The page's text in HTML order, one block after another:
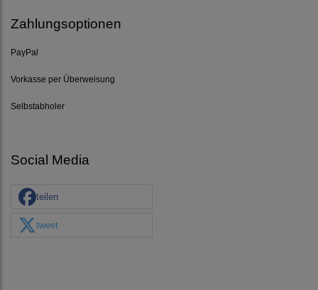
Zahlungsoptionen
PayPal
Vorkasse per Überweisung
Selbstabholer
Social Media
teilen
tweet